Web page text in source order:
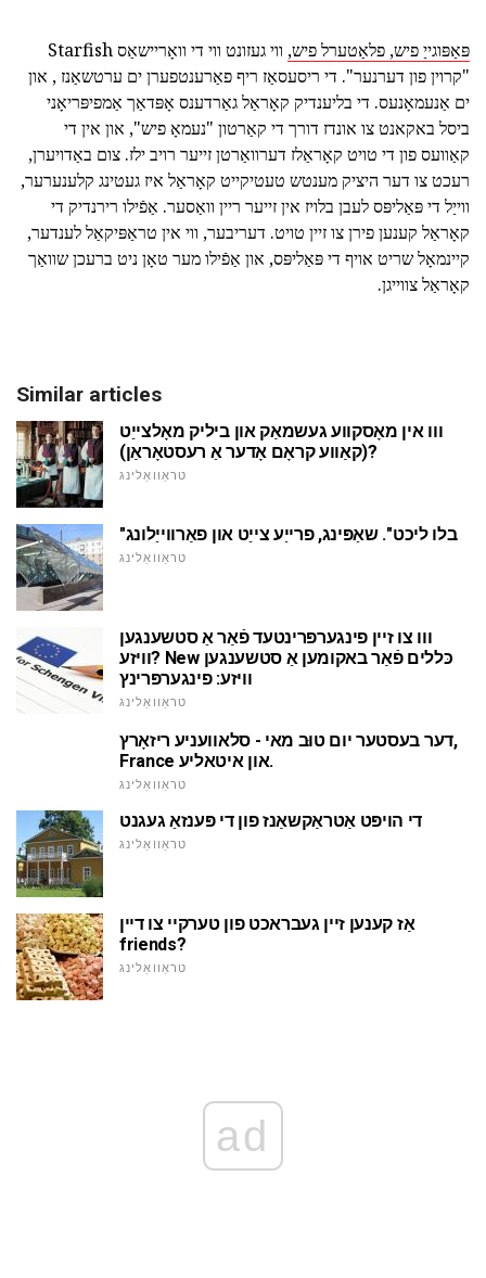
פּאַפּוגייַ פיש, פלאַטערל פיש,
ווי געזונט ווי די וואָריישאַס Starfish
"קרוין פון דערנער". די ריסעסאַז ריף פאַרענטפערן ים ערטשאַנז , און
ים אַנעמאָנעס. די בליענדיק קאָראַל גאַרדענס אָפּדאַך אַמפיפּריאָני
ביסל באקאנט צו אונדז דורך די קאַרטון "נעמאָ פיש", און אין די
קאַוועס פון די טויט קאָראַלז דערוואַרטן זייער רויב ילז. צום באַדויערן,
רעכט צו דער היציק מענטש טעטיקייט קאָראַל איז געטינג קלענערער,
ווייַל די פּאַליפּס לעבן בלויז אין זייער ריין וואַסער. אַפֿילו רירנדיק די
קאָראַל קענען פירן צו זיין טויט. דעריבער, ווי אין טראַפּיקאַל לענדער,
קיינמאָל שריט אויף די פּאַליפּס, און אַפֿילו מער טאָן ניט ברעכן שוואַך
קאָראַל צווייגן.
Similar articles
ווו אין מאָסקווע געשמאַק און ביליק מאָלצייַט
(קאַווע קראָם אָדער אַ רעסטאָראַן)?
טראַוואַלינג
"בלו ליכט". שאַפּינג, פרייַע צייַט און פאַרווייַלונג
טראַוואַלינג
ווו צו זיין פינגערפּרינטעד פֿאַר אַ סטשענגען
וויזע? New כּללים פֿאַר באקומען אַ סטשענגען
וויזע: פינגערפּרינץ
טראַוואַלינג
דער בעסטער יום טוּב מאי - סלאוועניע ריזאָרץ,
France און איטאליע.
טראַוואַלינג
די הויפּט אַטראַקשאַנז פון די פּענזאַ געגנט
טראַוואַלינג
אַז קענען זיין געבראכט פון טערקיי צו דיין
friends?
טראַוואַלינג
ad